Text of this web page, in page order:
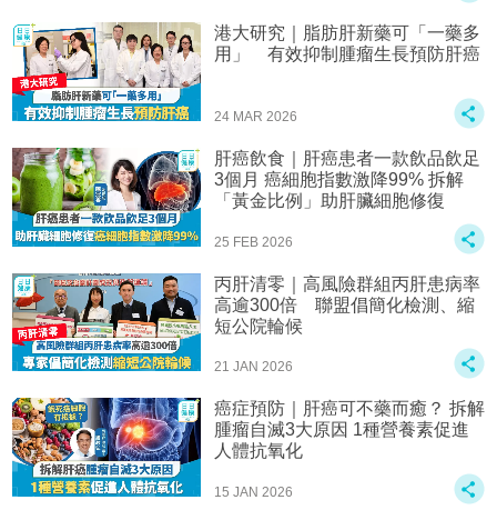
港大研究｜脂肪肝新藥可「一藥多
用」 有效抑制腫瘤生長預防肝癌
24 MAR 2026
肝癌飲食｜肝癌患者一款飲品飲足
3個月 癌細胞指數激降99% 拆解
「黃金比例」助肝臟細胞修復
25 FEB 2026
丙肝清零｜高風險群組丙肝患病率
高逾300倍 聯盟倡簡化檢測、縮
短公院輪候
21 JAN 2026
癌症預防｜肝癌可不藥而癒？ 拆解
腫瘤自滅3大原因 1種營養素促進
人體抗氧化
15 JAN 2026